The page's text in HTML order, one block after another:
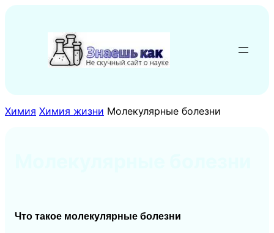
содержимому
Химия Химия жизни Молекулярные болезни
Что такое молекулярные болезни